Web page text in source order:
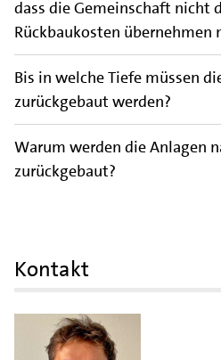
dass die Gemeinschaft nicht
Rückbaukosten übernehmen
Bis in welche Tiefe müssen
zurückgebaut werden?
Warum werden die Anlagen
zurückgebaut?
Kontakt